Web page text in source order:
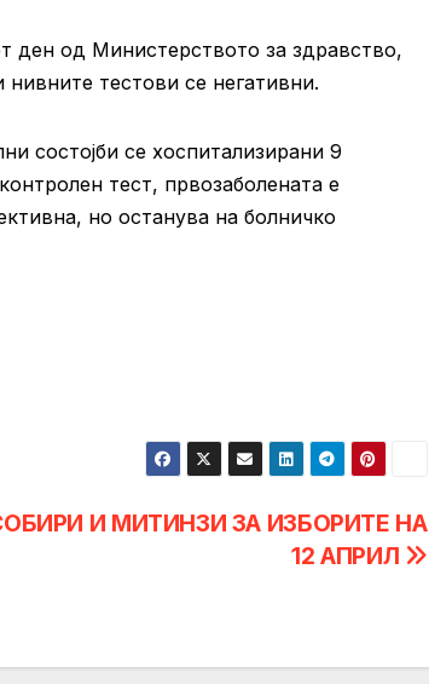
ден од Министерството за здравство,
тестови се негативни.
состојби се хоспитализирани 9
тест, првозаболената е
но останува на болничко
И МИТИНЗИ ЗА ИЗБОРИТЕ НА
12 АПРИЛ